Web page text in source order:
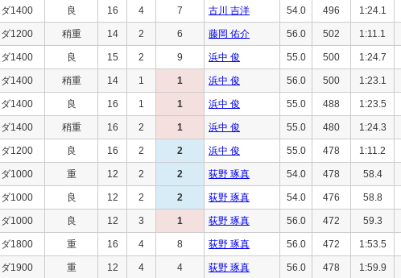
ダ1400 良 16 4 7 古川 吉洋 54.0 496 1:24.1
ダ1200 稍重 14 2 6 藤岡 佑介 56.0 502 1:11.1
ダ1400 良 15 2 9 浜中 俊 55.0 500 1:24.7
ダ1400 稍重 14 1 1 浜中 俊 56.0 500 1:23.1
ダ1400 良 16 1 1 浜中 俊 55.0 488 1:23.5
ダ1400 稍重 16 2 1 浜中 俊 55.0 480 1:24.3
ダ1200 良 16 2 2 浜中 俊 55.0 478 1:11.2
ダ1000 重 12 2 2 荻野 琢真 54.0 478 58.4
ダ1000 良 12 2 2 荻野 琢真 54.0 476 58.8
ダ1000 良 12 3 1 荻野 琢真 56.0 472 59.3
ダ1800 重 16 4 8 荻野 琢真 56.0 472 1:53.5
ダ1900 重 12 4 4 荻野 琢真 56.0 478 1:59.9